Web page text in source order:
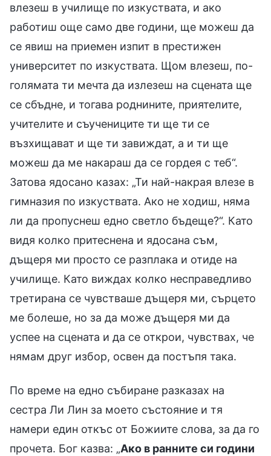
влезеш в училище по изкуствата, и ако
работиш още само две години, ще можеш да
се явиш на приемен изпит в престижен
университет по изкуствата. Щом влезеш, по-
голямата ти мечта да излезеш на сцената ще
се сбъдне, и тогава роднините, приятелите,
учителите и съучениците ти ще ти се
възхищават и ще ти завиждат, а и ти ще
можеш да ме накараш да се гордея с теб“.
Затова ядосано казах: „Ти най-накрая влезе в
гимназия по изкуствата. Ако не ходиш, няма
ли да пропуснеш едно светло бъдеще?“. Като
видя колко притеснена и ядосана съм,
дъщеря ми просто се разплака и отиде на
училище. Като виждах колко несправедливо
третирана се чувстваше дъщеря ми, сърцето
ме болеше, но за да може дъщеря ми да
успее на сцената и да се открои, чувствах, че
нямам друг избор, освен да постъпя така.
По време на едно събиране разказах на
сестра Ли Лин за моето състояние и тя
намери един откъс от Божиите слова, за да го
прочета. Бог казва: „Ако в ранните си години